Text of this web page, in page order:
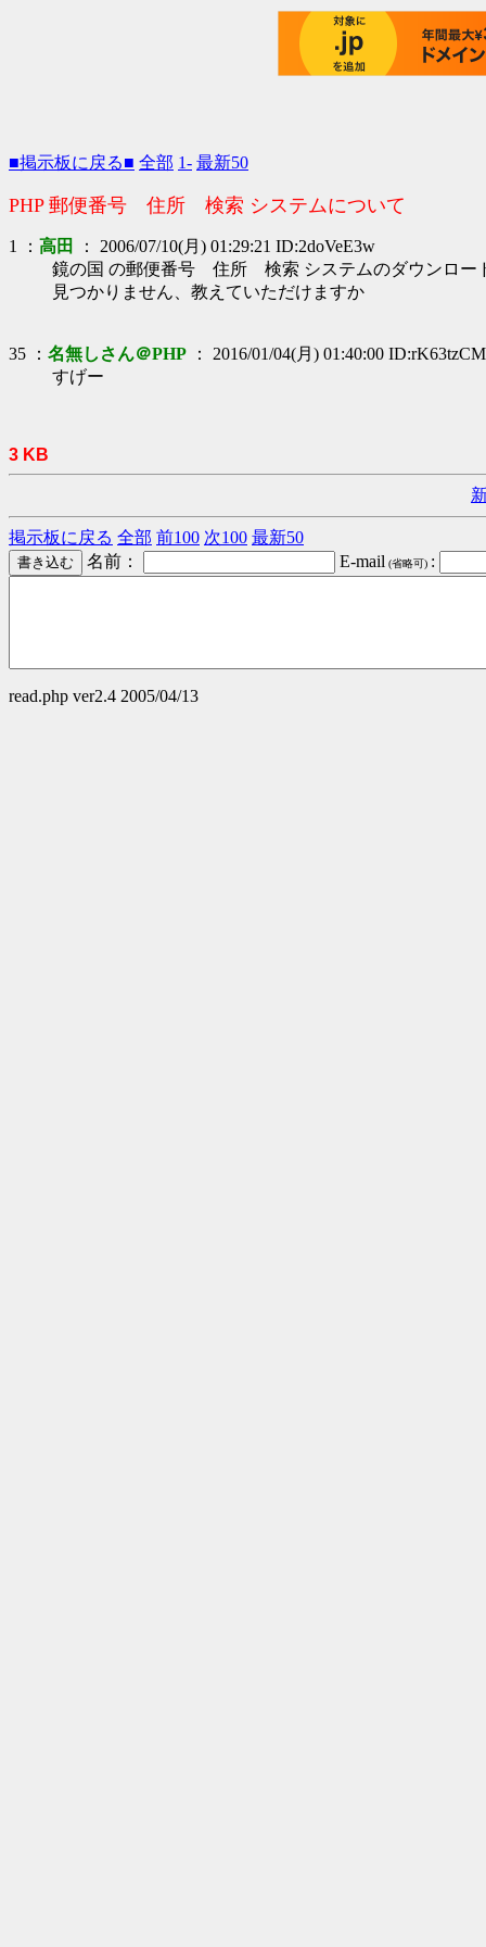
■掲示板に戻る■ 全部 1- 最新50
PHP 郵便番号 住所 検索 システムについて
1 ： 高田
： 2006/07/10(月) 01:29:21 ID:2doVeE3w
鏡の国 の郵便番号 住所 検索 システムのダウンロー
見つかりません、教えていただけますか
35 ： 名無しさん＠PHP ： 2016/01/04(月) 01:40:00 ID:rK63tzCM
すげー
3 KB
掲示板に戻る 全部 前100 次100 最新50
名前：
E-mail (省略可) :
read.php ver2.4 2005/04/13